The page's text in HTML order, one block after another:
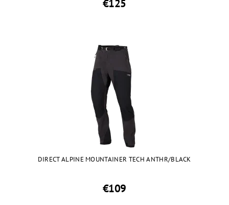
€125
DIRECT ALPINE MOUNTAINER TECH ANTHR/BLACK
€109